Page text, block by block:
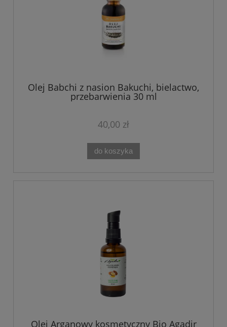
Olej Babchi z nasion Bakuchi, bielactwo,
przebarwienia 30 ml
40,00 zł
do koszyka
Olej Arganowy kosmetyczny Bio Agadir